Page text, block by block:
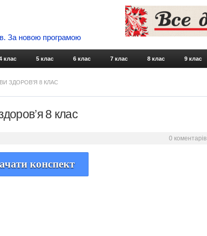
За новою програмою
Skip to content
клас 5 клас 6 клас 7 клас 8 клас 9 клас
ЗДОРОВ’Я 8 КЛАС
8 клас
0 коментарів
конспект